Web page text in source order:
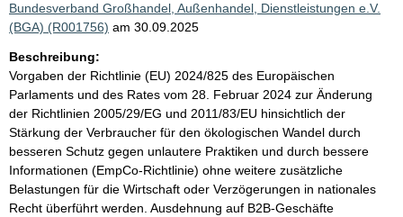
Bundesverband Großhandel, Außenhandel, Dienstleistungen e.V.
(BGA) (R001756) am 30.09.2025
Beschreibung:
Vorgaben der Richtlinie (EU) 2024/825 des Europäischen
Parlaments und des Rates vom 28. Februar 2024 zur Änderung
der Richtlinien 2005/29/EG und 2011/83/EU hinsichtlich der
Stärkung der Verbraucher für den ökologischen Wandel durch
besseren Schutz gegen unlautere Praktiken und durch bessere
Informationen (EmpCo-Richtlinie) ohne weitere zusätzliche
Belastungen für die Wirtschaft oder Verzögerungen in nationales
Recht überführt werden. Ausdehnung auf B2B-Geschäfte